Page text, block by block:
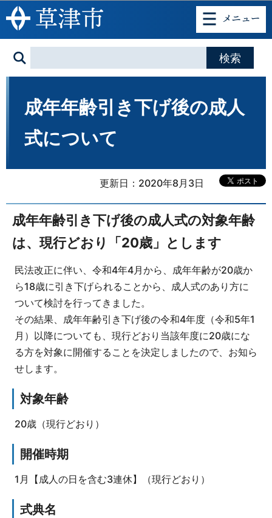
このページの本文へ移動
成年年齢引き下げ後の成人
式について
更新日：2020年8月3日
成年年齢引き下げ後の成人式の対象年齢
は、現行どおり「20歳」とします
民法改正に伴い、令和4年4月から、成年年齢が20歳か
ら18歳に引き下げられることから、成人式のあり方に
ついて検討を行ってきました。
その結果、成年年齢引き下げ後の令和4年度（令和5年1
月）以降についても、現行どおり当該年度に20歳にな
る方を対象に開催することを決定しましたので、お知ら
せします。
対象年齢
20歳（現行どおり）
開催時期
1月【成人の日を含む3連休】（現行どおり）
式典名